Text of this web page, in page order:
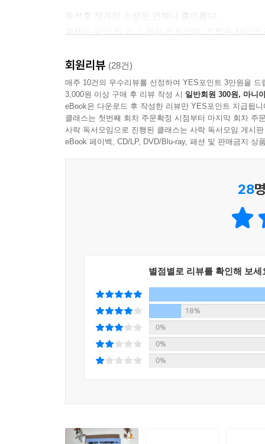
“주입된 암세포가 자기들끼리 피시술자의 줄기세
죽지 않는 경우가 발생할 수 있습니다.”
--- pp.132~133
“교과서 수준의 이야기나 하는 걸 보니, 김다익
야기나 하면서 발전을 가로막고 있었던 거 아닙니
살면 좋겠다는 아주 소박한 소망에 대한 이야기입
“피천수 후보, 말이 2년이지, 그게 금방 4년이 되
“금방 소망이라고 하셨죠? 그 소망이 결국 욕망
우리 공화국에 재앙이 될 것입니다. 만약 그런 상
--- pp.194~195
“형, 이건 시간의 문제가 아니라 힘의 문제야. 사
국은 힘으로 우리 다 잡아넣고, 피천수 걔는 아주
적이지만, 이 흐름이 얼마나 갈지 장담할 수 없어
하겠다고 나설 거야. 돈줄부터 막겠지. 지금이 사
진호 전무 통해서 소규모 무기 회사들 인수합병은
대규모 쿠데타를 계획한다.
인간과 자연의 절대균형 속 안정을 추구하는
운명은 소용돌이 속으로 치닫는다.
작가의 말
불행하기도 하다. 100년이 주어졌다고 생각하면
매우 높아진다. 뭐든 할 수 있는 시간이다. 독자
우석훈 작가의 소설은 언제나 흥미롭다.
세계의 풍경은 작가의 급진적인 설정으로 매 순간
4년이라는 제한된 시간을 ‘평생’으로 부여받은
어른의 고민을 아이의 상상력으로 풀어놓은 이 독
이 재밌는 세상을 한번 엿보시길!
- 류승완 (영화감독)
회원리뷰 (28건)
매주 10건의 우수리뷰를 선정하여 YES포인트 3만원을 드
3,000원 이상 구매 후 리뷰 작성 시 일반회원 300원, 마니
eBook은 다운로드 후 작성한 리뷰만 YES포인트 지급됩니
클래스는 첫번째 회차 주문확정 시점부터 마지막 회차 주
사락 독서모임으로 진행된 클래스는 사락 독서모임 게시
eBook 페이백, CD/LP, DVD/Blu-ray, 패션 및 판매금지 상
28
별점별로 리뷰를 확인해 보세
18%
0%
0%
0%